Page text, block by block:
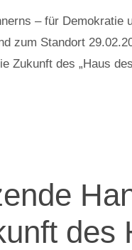
– für Demokratie
zum Standort
Zukunft des „Haus
des